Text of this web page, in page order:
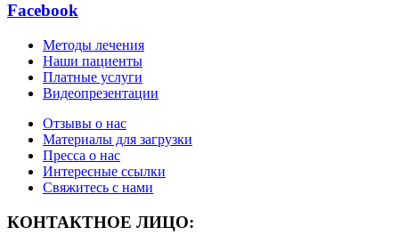
Facebook
Методы лечения
Наши пациенты
Платные услуги
Видеопрезентации
Отзывы о нас
Mатериалы для загрузки
Пресса о нас
Интересные ссылки
Свяжитесь с нами
КОНТАКТНОЕ ЛИЦО: